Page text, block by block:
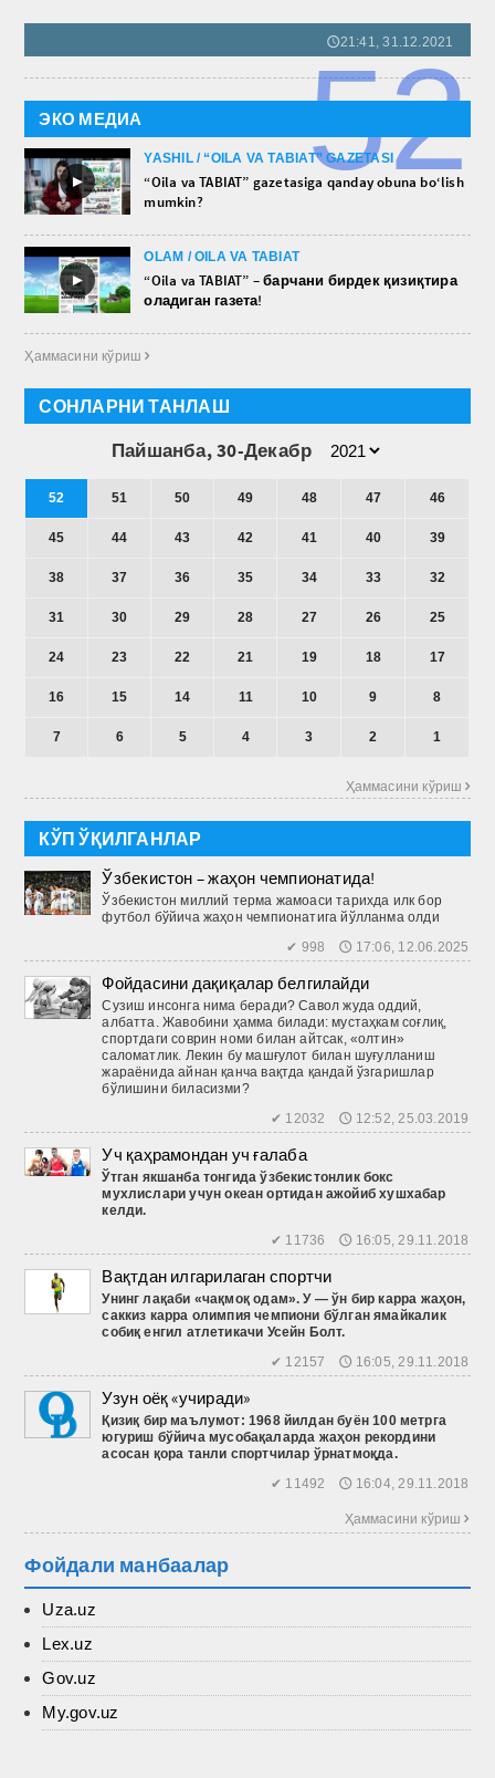
🕔21:41, 31.12.2021
52
ЭКО МЕДИА
►
YASHIL / “OILA VA TABIAT” GAZETASI
“Oila va TABIAT” gazetasiga qanday obuna bo‘lish
mumkin?
►
OLAM / OILA VA TABIAT
“Oila va TABIAT” – барчани бирдек қизиқтира
оладиган газета!
Ҳаммасини кўриш 
СОНЛАРНИ ТАНЛАШ
Пайшанба, 30-Декабр
52 51 50 49 48 47 46
45 44 43 42 41 40 39
38 37 36 35 34 33 32
31 30 29 28 27 26 25
24 23 22 21 19 18 17
16 15 14 11 10 9 8
7 6 5 4 3 2 1
Ҳаммасини кўриш 
КЎП ЎҚИЛГАНЛАР
Ўзбекистон – жаҳон чемпионатида!
Ўзбекистон миллий терма жамоаси тарихда илк бор
футбол бўйича жаҳон чемпионатига йўлланма олди
✔ 998 🕔 17:06, 12.06.2025
Фойдасини дақиқалар белгилайди
Сузиш инсонга нима беради? Савол жуда оддий,
албатта. Жавобини ҳамма билади: мустаҳкам соғлиқ,
спортдаги соврин номи билан айтсак, «олтин»
саломатлик. Лекин бу машғулот билан шуғулланиш
жараёнида айнан қанча вақтда қандай ўзгаришлар
бўлишини биласизми?
✔ 12032 🕔 12:52, 25.03.2019
Уч қаҳрамондан уч ғалаба
Ўтган якшанба тонгида ўзбекистонлик бокс
мухлислари учун океан ортидан ажойиб хушхабар
келди.
✔ 11736 🕔 16:05, 29.11.2018
Вақтдан илгарилаган спортчи
Унинг лақаби «чақмоқ одам». У — ўн бир карра жаҳон,
саккиз карра олимпия чемпиони бўлган ямайкалик
собиқ енгил атлетикачи Усейн Болт.
✔ 12157 🕔 16:05, 29.11.2018
Узун оёқ «учиради»
Қизиқ бир маълумот: 1968 йилдан буён100 метрга
югуриш бўйича мусобақаларда жаҳон рекордини
асосан қора танли спортчилар ўрнатмоқда.
✔ 11492 🕔 16:04, 29.11.2018
Ҳаммасини кўриш 
Фойдали манбаалар
Uza.uz
Lex.uz
Gov.uz
My.gov.uz